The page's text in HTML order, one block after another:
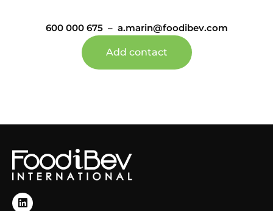
600 000 675– a.marin@foodibev.com
Add contact